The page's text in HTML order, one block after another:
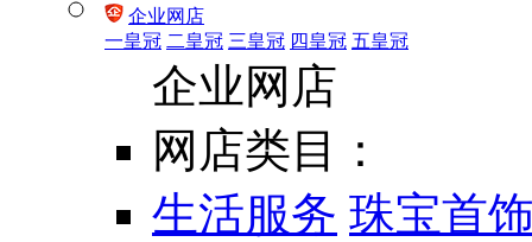
企业网店
一皇冠 二皇冠 三皇冠 四皇冠 五皇冠
企业网店
网店类目：
生活服务 珠宝首